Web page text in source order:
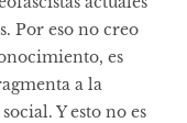
Por eso no creo
es
a la
Y esto no es